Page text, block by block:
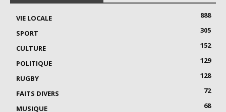
VIE LOCALE
888
SPORT
305
CULTURE
152
POLITIQUE
129
RUGBY
128
FAITS DIVERS
72
MUSIQUE
68